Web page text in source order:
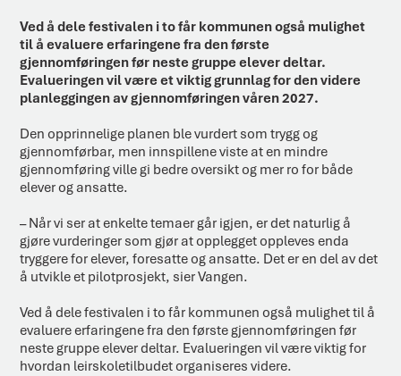
Ved å dele festivalen i to får kommunen også mulighet
til å evaluere erfaringene fra den første
gjennomføringen før neste gruppe elever deltar.
Evalueringen vil være et viktig grunnlag for den videre
planleggingen av gjennomføringen våren 2027.
Den opprinnelige planen ble vurdert som trygg og
gjennomførbar, men innspillene viste at en mindre
gjennomføring ville gi bedre oversikt og mer ro for både
elever og ansatte.
– Når vi ser at enkelte temaer går igjen, er det naturlig å
gjøre vurderinger som gjør at opplegget oppleves enda
tryggere for elever, foresatte og ansatte. Det er en del av det
å utvikle et pilotprosjekt, sier Vangen.
Ved å dele festivalen i to får kommunen også mulighet til å
evaluere erfaringene fra den første gjennomføringen før
neste gruppe elever deltar. Evalueringen vil være viktig for
hvordan leirskoletilbudet organiseres videre.